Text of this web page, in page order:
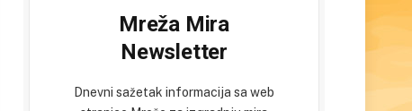
Mreža Mira
Newsletter
Dnevni sažetak informacija sa web